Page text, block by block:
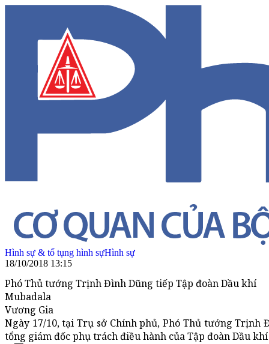
Hình sự & tố tụng hình sựHình sự
18/10/2018 13:15
Phó Thủ tướng Trịnh Đình Dũng tiếp Tập đoàn Dầu khí
Mubadala
Vương Gia
Ngày 17/10, tại Trụ sở Chính phủ, Phó Thủ tướng
tổng giám đốc phụ trách điều hành của Tập đoàn Dầu